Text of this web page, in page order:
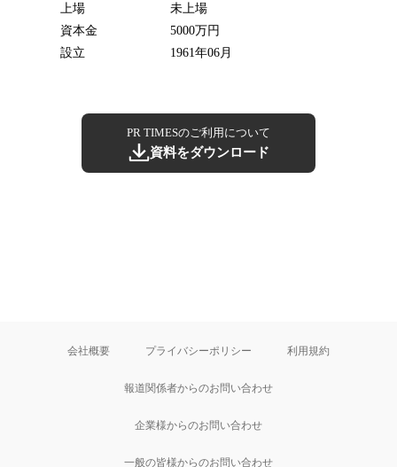
上場
未上場
資本金
5000万円
設立
1961年06月
PR TIMESのご利用について
資料をダウンロード
会社概要 プライバシーポリシー 利用規約
報道関係者からのお問い合わせ
企業様からのお問い合わせ
一般の皆様からのお問い合わせ